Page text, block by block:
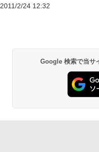
2011/2/24 12:32
Google 検索で当サ